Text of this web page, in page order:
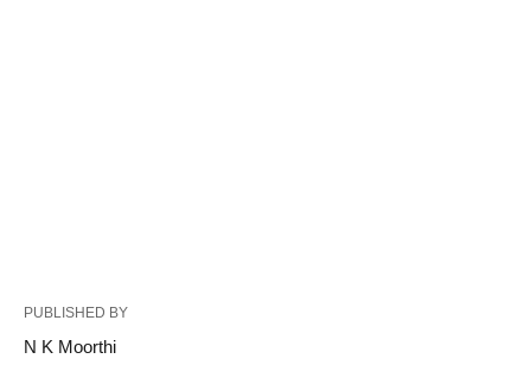
PUBLISHED BY
N K Moorthi